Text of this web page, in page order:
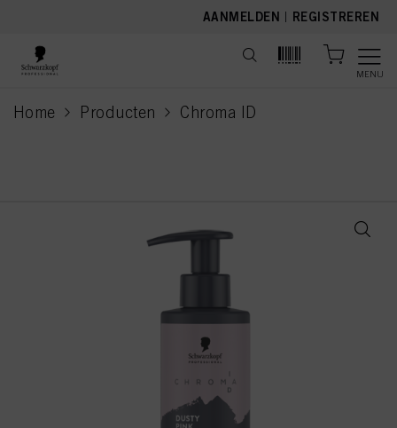
AANMELDEN | REGISTREREN
MENU
Home Producten Chroma ID
current page